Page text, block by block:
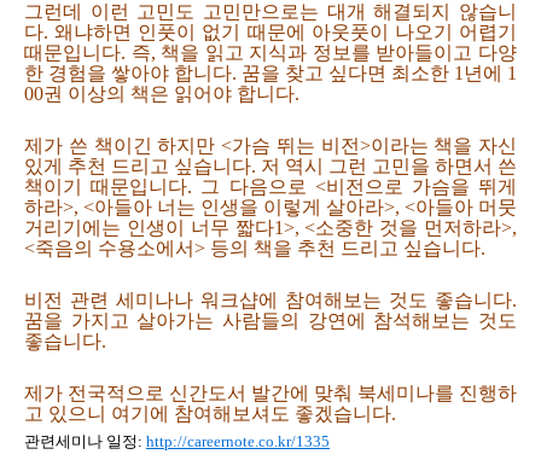
그런데 이런 고민도 고민만으로는 대개 해결되지 않습니
다. 왜냐하면 인풋이 없기 때문에 아웃풋이 나오기 어렵기
때문입니다. 즉, 책을 읽고 지식과 정보를 받아들이고 다양
한 경험을 쌓아야 합니다. 꿈을 찾고 싶다면 최소한 1년에 1
00권 이상의 책은 읽어야 합니다.
제가 쓴 책이긴 하지만 <가슴 뛰는 비전>이라는 책을 자신
있게 추천 드리고 싶습니다. 저 역시 그런 고민을 하면서 쓴
책이기 때문입니다. 그 다음으로 <비전으로 가슴을 뛰게
하라>, <아들아 너는 인생을 이렇게 살아라>, <아들아 머뭇
거리기에는 인생이 너무 짧다1>, <소중한 것을 먼저하라>,
<죽음의 수용소에서> 등의 책을 추천 드리고 싶습니다.
비전 관련 세미나나 워크샵에 참여해보는 것도 좋습니다.
꿈을 가지고 살아가는 사람들의 강연에 참석해보는 것도
좋습니다.
제가 전국적으로 신간도서 발간에 맞춰 북세미나를 진행하
고 있으니 여기에 참여해보셔도 좋겠습니다.
관련세미나 일정: http://careernote.co.kr/1335